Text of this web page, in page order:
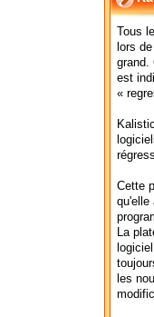
Tous
lors
grand.
est
«
Cette
qu'elle
La
les